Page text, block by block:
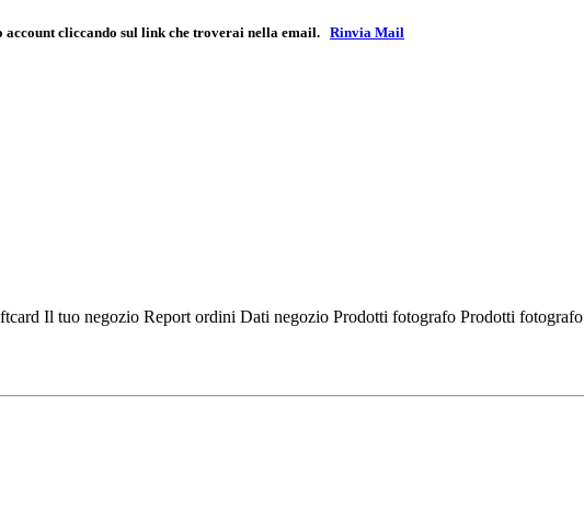
account cliccando sul link che troverai nella email. Rinvia Mail
Il tuo negozio Report ordini Dati negozio Prodotti fotografo Prodotti fotografo